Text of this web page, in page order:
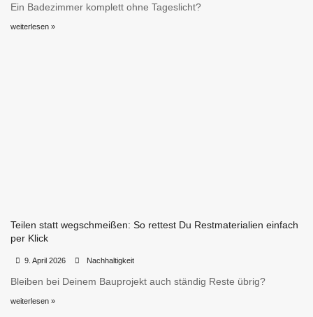
Ein Badezimmer komplett ohne Tageslicht?
weiterlesen »
Teilen statt wegschmeißen: So rettest Du Restmaterialien einfach
per Klick
9. April 2026 Nachhaltigkeit
Bleiben bei Deinem Bauprojekt auch ständig Reste übrig?
weiterlesen »